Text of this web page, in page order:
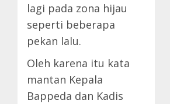
lagi pada zona hijau
seperti beberapa
pekan lalu.
Oleh karena itu kata
mantan Kepala
Bappeda dan Kadis